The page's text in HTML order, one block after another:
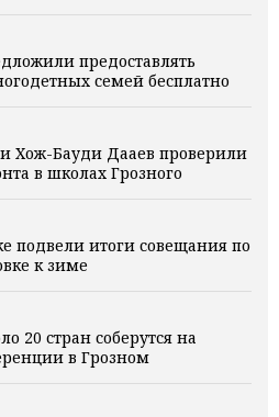
предоставлять
семей бесплатно
Хож-Бауди Дааев проверили
в школах Грозного
подвели итоги совещания по
к зиме
20 стран соберутся на
в Грозном